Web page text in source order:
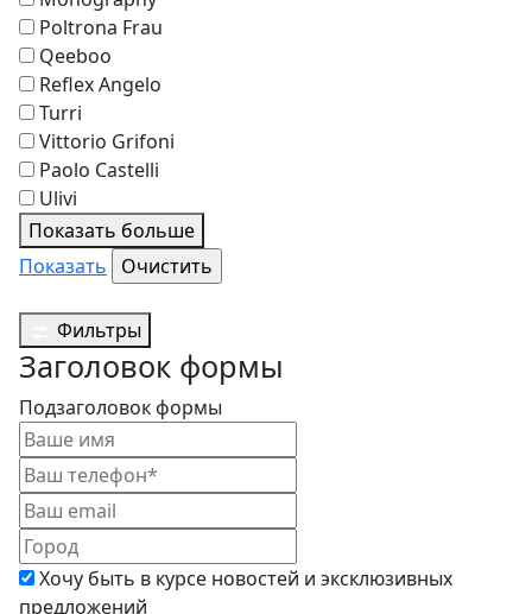
Poltrona Frau
Qeeboo
Reflex Angelo
Turri
Vittorio Grifoni
Paolo Castelli
Ulivi
Показать больше
Показать
Фильтры
Заголовок формы
Подзаголовок формы
Хочу быть в курсе новостей и эксклюзивных
предложений